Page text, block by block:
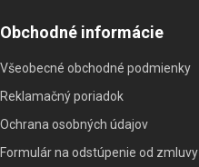
Obchodné informácie
Všeobecné obchodné podmienky
Reklamačný poriadok
Ochrana osobných údajov
Formulár na odstúpenie od zmluvy